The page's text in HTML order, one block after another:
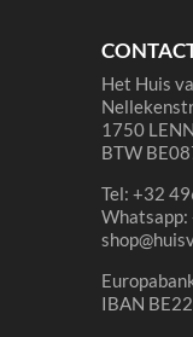
Het Huis
1750
BTW
Tel: +32
IBAN